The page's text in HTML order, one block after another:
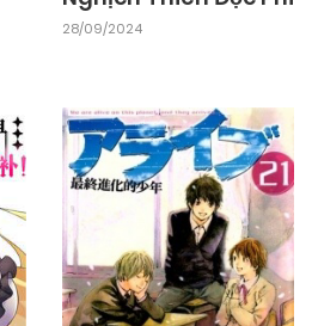
28/09/2024